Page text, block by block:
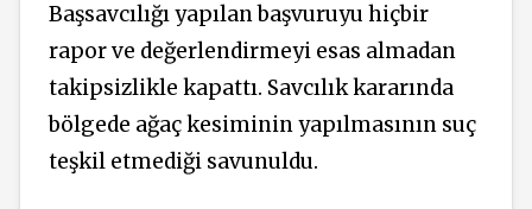
Başsavcılığı yapılan başvuruyu hiçbir
rapor ve değerlendirmeyi esas almadan
takipsizlikle kapattı. Savcılık kararında
bölgede ağaç kesiminin yapılmasının suç
teşkil etmediği savunuldu.